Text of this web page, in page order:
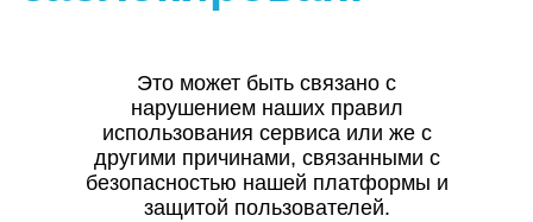
Это может быть связано с
нарушением наших правил
использования сервиса или же с
другими причинами, связанными с
безопасностью нашей платформы и
защитой пользователей.